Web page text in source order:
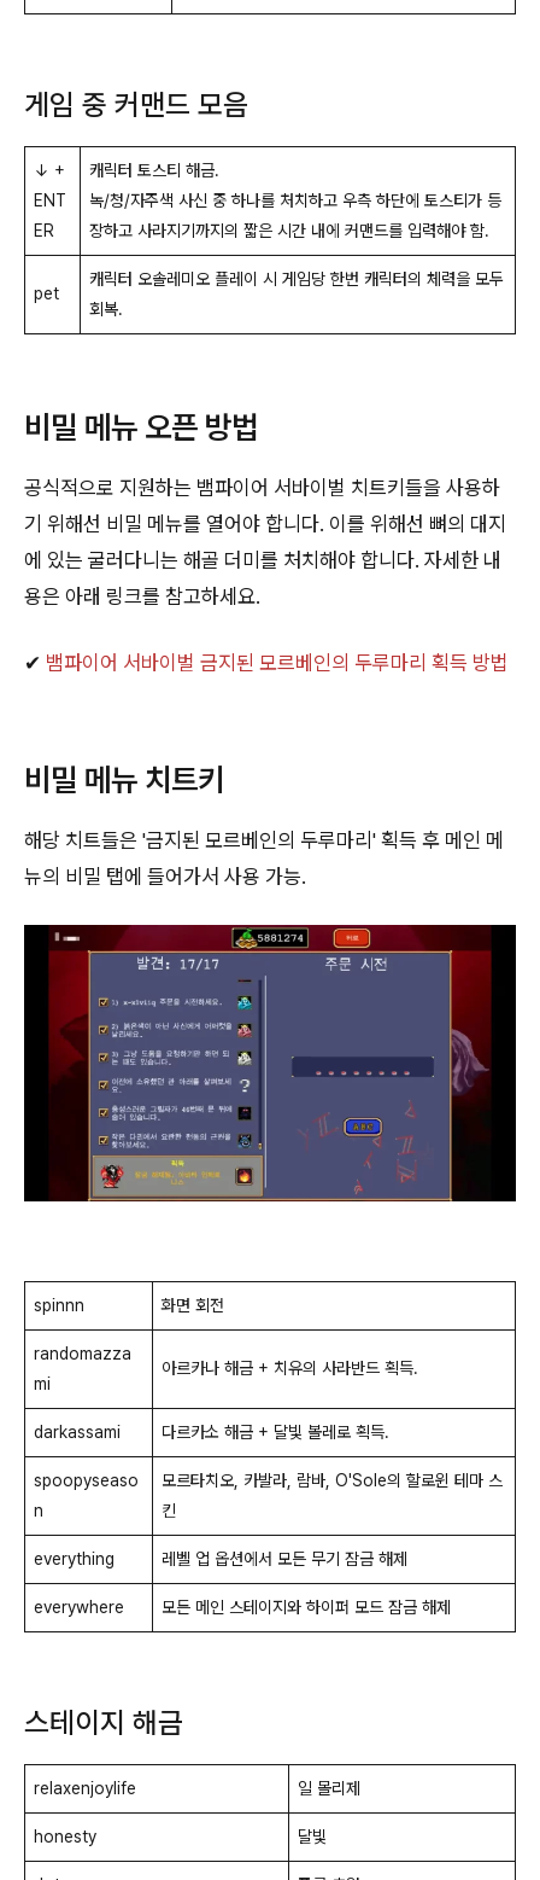
게임 중 커맨드 모음
↓ +
ENT
ER
캐릭터 토스티 해금.
녹/청/자주색 사신 중 하나를 처치하고 우측 하단에 토스티가 등
장하고 사라지기까지의 짧은 시간 내에 커맨드를 입력해야 함.
pet
캐릭터 오솔레미오 플레이 시 게임당 한번 캐릭터의 체력을 모두
회복.
비밀 메뉴 오픈 방법
공식적으로 지원하는 뱀파이어 서바이벌 치트키들을 사용하
기 위해선 비밀 메뉴를 열어야 합니다. 이를 위해선 뼈의 대지
에 있는 굴러다니는 해골 더미를 처치해야 합니다. 자세한 내
용은 아래 링크를 참고하세요.
✔ 뱀파이어 서바이벌 금지된 모르베인의 두루마리 획득 방법
비밀 메뉴 치트키
해당 치트들은 '금지된 모르베인의 두루마리' 획득 후 메인 메
뉴의 비밀 탭에 들어가서 사용 가능.
spinnn 화면 회전
randomazza
mi
아르카나 해금 + 치유의 사라반드 획득.
darkassami 다르카소 해금 + 달빛 볼레로 획득.
spoopyseaso
n
모르타치오, 카발라, 람바, O'Sole의 할로윈 테마 스
킨
everything 레벨 업 옵션에서 모든 무기 잠금 해제
everywhere 모든 메인 스테이지와 하이퍼 모드 잠금 해제
스테이지 해금
relaxenjoylife 일 몰리제
honesty 달빛